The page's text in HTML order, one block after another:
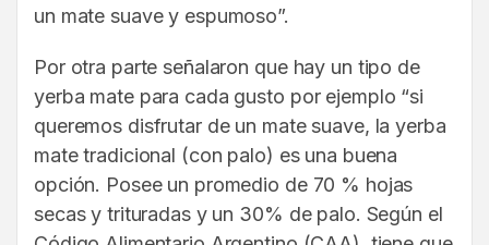
un mate suave y espumoso”.
Por otra parte señalaron que hay un tipo de
yerba mate para cada gusto por ejemplo “si
queremos disfrutar de un mate suave, la yerba
mate tradicional (con palo) es una buena
opción. Posee un promedio de 70 % hojas
secas y trituradas y un 30% de palo. Según el